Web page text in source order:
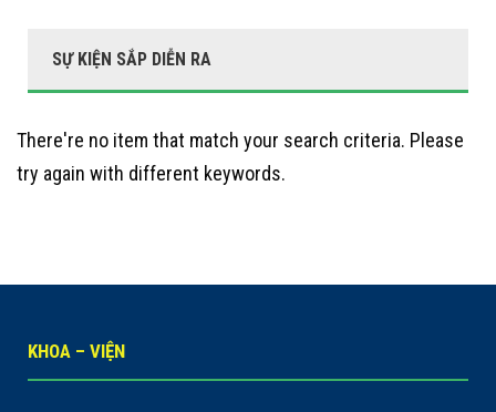
SỰ KIỆN SẮP DIỄN RA
There're no item that match your search criteria. Please
try again with different keywords.
KHOA – VIỆN